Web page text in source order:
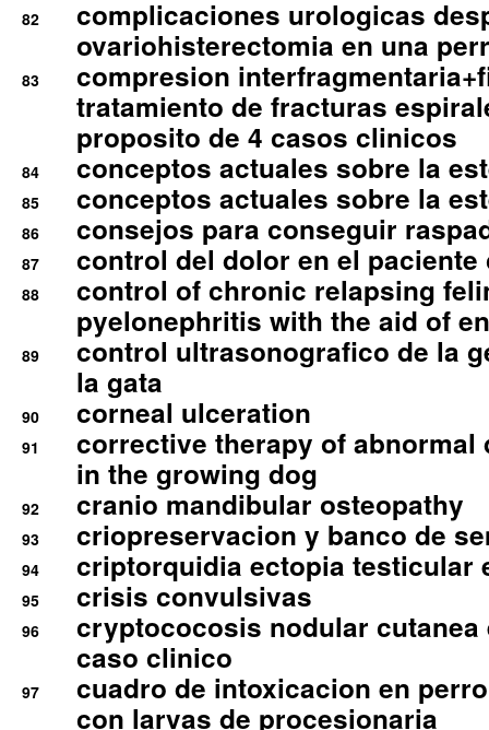
82
complicaciones urologicas
ovariohisterectomia en una
83
compresion
tratamiento de fracturas
proposito de 4 casos clinicos
84 conceptos actuales sobre la
85 conceptos actuales sobre la
86 consejos para conseguir
87 control del dolor en el
88
control of chronic relapsing
pyelonephritis with the aid of
89
control ultrasonografico de la
la gata
90 corneal ulceration
91
corrective therapy of abnormal
in the growing dog
92 cranio mandibular osteopathy
93 criopreservacion y banco de
94 criptorquidia ectopia testicular
95 crisis convulsivas
96
cryptococosis nodular cutanea
caso clinico
97
cuadro de intoxicacion en
con larvas de procesionaria